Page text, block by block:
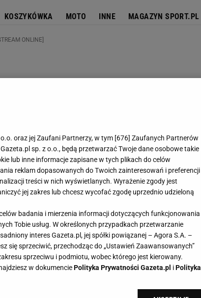
KOSZYKÓWKA MOTO INNE MAGAZYN SPORT.PL
ONLINE]
oraz jej Zaufani Partnerzy, w tym [676] Zaufanych Partnerów
sp. z o.o., będą przetwarzać Twoje dane osobowe takie
lub inne informacje zapisane w tych plikach do celów
reklam dopasowanych do Twoich zainteresowań i preferencji
treści w nich wyświetlanych. Wyrażenie zgody jest
jej zakres lub chcesz wycofać zgodę uprzednio udzieloną
badania i mierzenia informacji dotyczących funkcjonowania
Tobie usług. W określonych przypadkach przetwarzanie
interes Gazeta.pl, jej spółki powiązanej – Agora S.A. –
się sprzeciwić, przechodząc do „Ustawień Zaawansowanych”
sprzeciwu i podmiotu, wobec którego jest kierowany.
w dokumenciePolityka Prywatności Gazeta.pl iPolityka